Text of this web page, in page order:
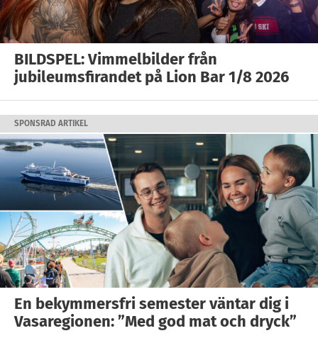
BILDSPEL: Vimmelbilder från
jubileumsfirandet på Lion Bar 1/8 2026
SPONSRAD ARTIKEL
En bekymmersfri semester väntar dig i
Vasaregionen: ”Med god mat och dryck”